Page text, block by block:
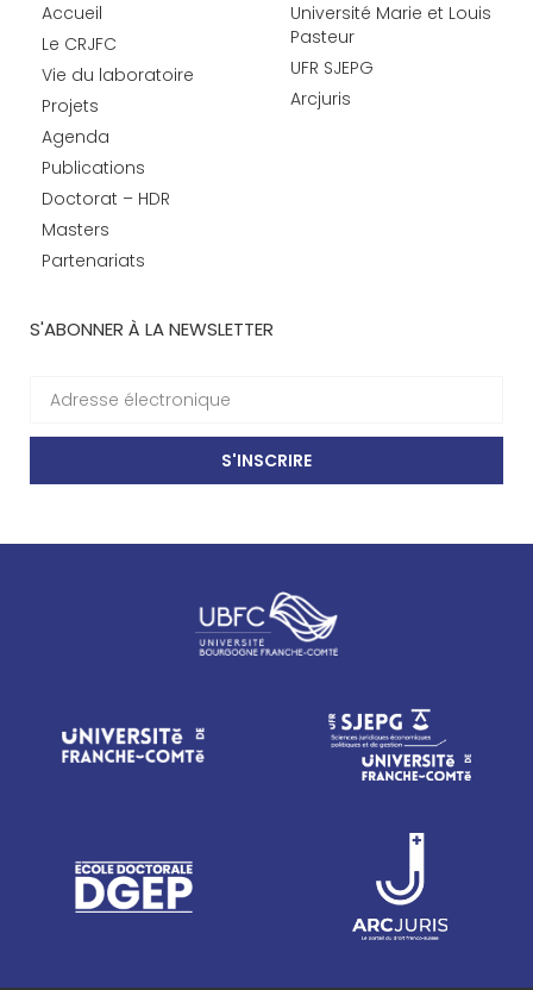
Accueil
Le CRJFC
Vie du laboratoire
Projets
Agenda
Publications
Doctorat – HDR
Masters
Partenariats
Université Marie et Louis
Pasteur
UFR SJEPG
Arcjuris
S'ABONNER À LA NEWSLETTER
S'INSCRIRE